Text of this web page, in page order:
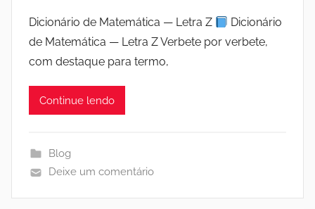
Dicionário de Matemática — Letra Z
Dicionário
de Matemática — Letra Z Verbete por verbete,
com destaque para termo,
Continue lendo
Blog
Deixe um comentário